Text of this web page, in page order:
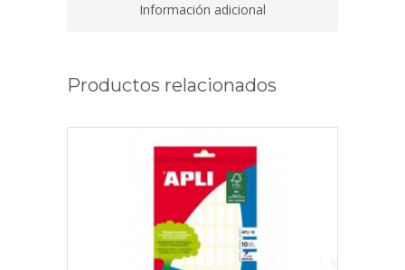
Información adicional
Productos relacionados